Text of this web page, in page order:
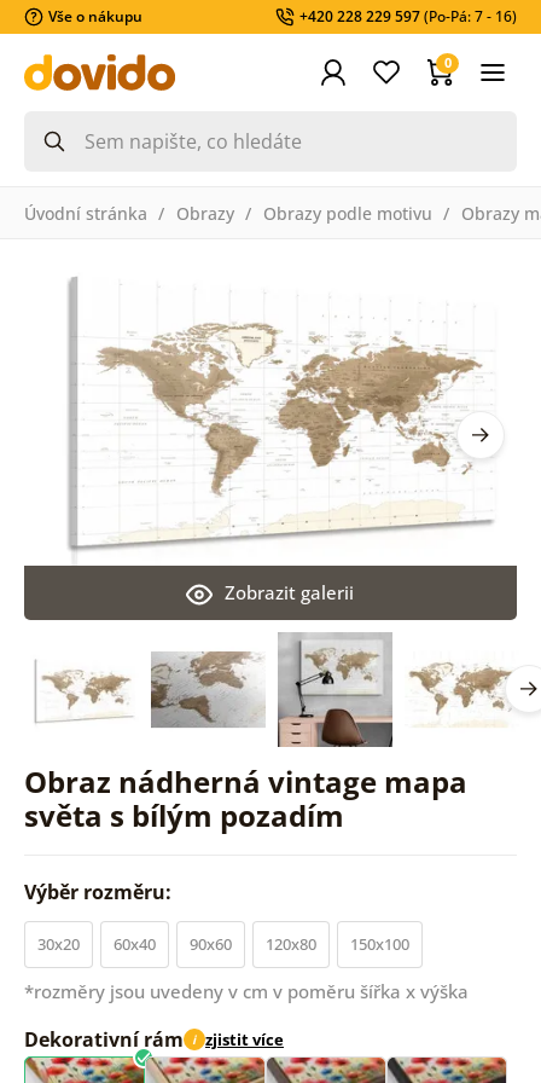
Vše o nákupu +420 228 229 597(Po-Pá: 7 - 16)
0
Úvodní stránka Obrazy Obrazy podle motivu Obrazy
Obraz nádherná vintage mapa
světa s bílým pozadím
Zobrazit galerii
Výběr rozměru:
30x20 60x40 90x60 120x80 150x100
*rozměry jsou uvedeny v cm v poměru šířka x výška
Dekorativní rám i zjistit více